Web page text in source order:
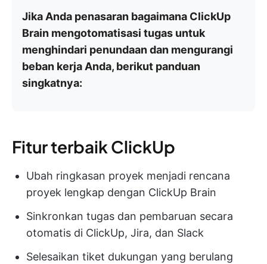
Jika Anda penasaran bagaimana ClickUp
Brain mengotomatisasi tugas untuk
menghindari penundaan dan mengurangi
beban kerja Anda, berikut panduan
singkatnya:
Fitur terbaik ClickUp
Ubah ringkasan proyek menjadi rencana
proyek lengkap dengan ClickUp Brain
Sinkronkan tugas dan pembaruan secara
otomatis di ClickUp, Jira, dan Slack
Selesaikan tiket dukungan yang berulang